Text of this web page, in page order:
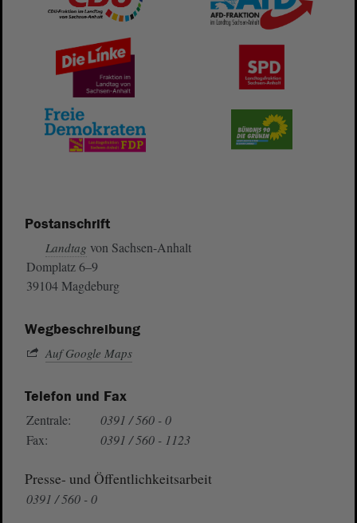
Postanschrift
Landtag von Sachsen-Anhalt
Domplatz 6–9
39104 Magdeburg
Wegbeschreibung
Auf Google Maps
Telefon und Fax
Zentrale:
0391 / 560 - 0
Fax:
0391 / 560 - 1123
Presse- und Öffentlichkeitsarbeit
0391 / 560 - 0